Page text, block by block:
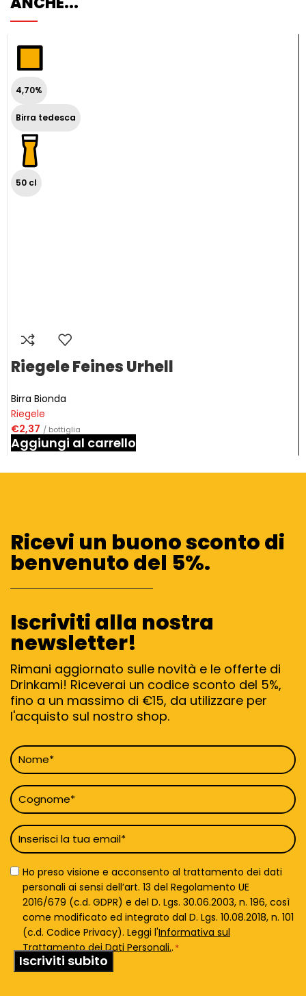
4,70%
Birra tedesca
50 cl
Riegele Feines Urhell
Birra Bionda
Riegele
€2,37 / bottiglia
Aggiungi al carrello
Ricevi un buono sconto di
benvenuto del 5%.
Iscriviti alla nostra
newsletter!
Rimani aggiornato sulle novità e le offerte di
Drinkami! Riceverai un codice sconto del 5%,
fino a un massimo di €15, da utilizzare per
l'acquisto sul nostro shop.
Nome
*
Cognome
*
Email
*
Privacy
Policy
Ho preso visione e acconsento al trattamento dei dati
personali ai sensi dell’art. 13 del Regolamento UE
2016/679 (c.d. GDPR) e del D. Lgs. 30.06.2003, n. 196, così
come modificato ed integrato dal D. Lgs. 10.08.2018, n. 101
(c.d. Codice Privacy). Leggi l'Informativa sul
Trattamento dei Dati Personali.. *